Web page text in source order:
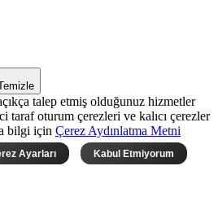
talep etmiş olduğunuz hizmetler
oturum çerezleri ve kalıcı çerezler
bilgi için Çerez Aydınlatma Metni
Ayarları Kabul Etmiyorum